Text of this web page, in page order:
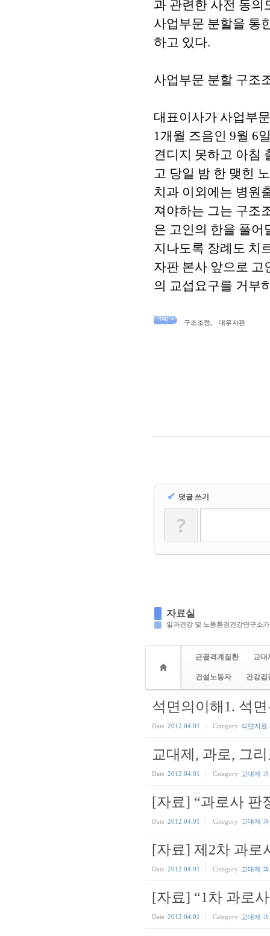
과 관련한 사전 동의
사업부문 분할을 통
하고 있다.
사업부문 분할 구조
대표이사가 사업부
1개월 즈음인 9월 6
견디지 못하고 아침
고 당일 밤 한 맺힌
치과 이외에는 병원
져야하는 그는 구조
은 고인의 한을 풀어
지나도록 장례도 치
자판 본사 앞으로 고
의 교섭요구를 거부
TAG • 구조조정 대우자판
✔ 댓글 쓰기
?
자료실
일과건강 및 노동환경건강연구소
근골격계질환 교대
건설노동자 건강검
석면의이해1. 석
Date 2012.04.01 Category 석면자료
교대제, 과로, 그
Date 2012.04.01 Category 교대제
[자료] “과로사 판
Date 2012.04.01 Category 교대제
[자료] 제2차 과로
Date 2012.04.01 Category 교대제
[자료] “1차 과로
Date 2012.04.01 Category 교대제